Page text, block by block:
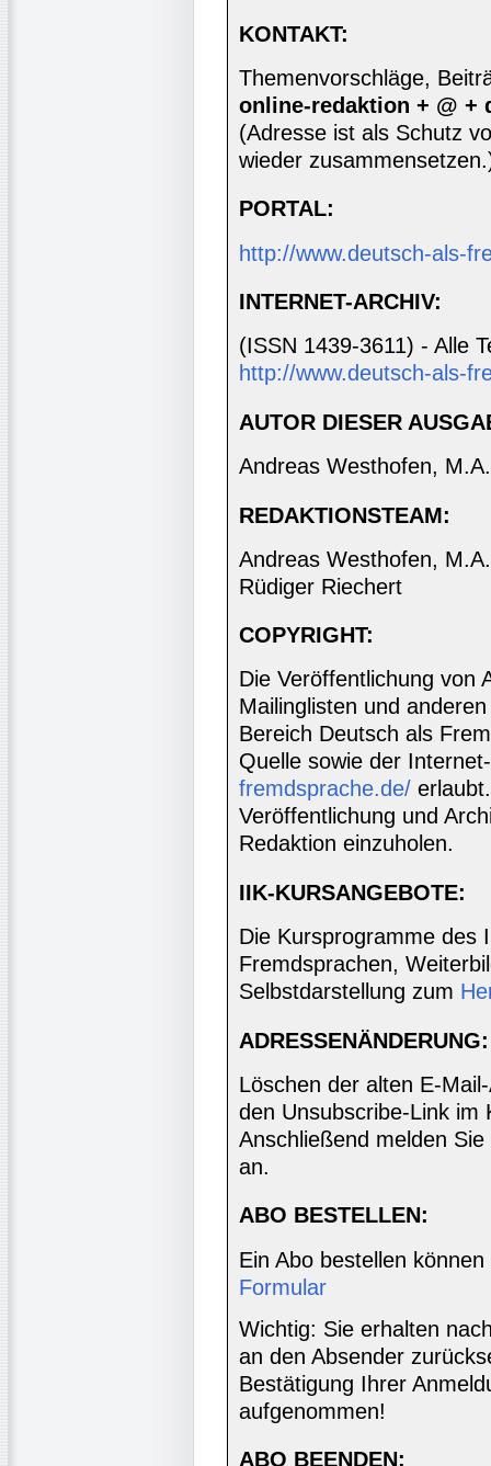
KONTAKT:
Themenvorschläge,
online-redaktion + @ +
(Adresse ist als Schutz
wieder
PORTAL:
http://www.deutsch-als-
INTERNET-ARCHIV:
(ISSN 1439-3611) - Alle
http://www.deutsch-als-
AUTOR DIESER
Andreas Westhofen, M.A.
REDAKTIONSTEAM:
Andreas Westhofen,
Rüdiger Riechert
COPYRIGHT:
Die Veröffentlichung von
Mailinglisten und
Bereich Deutsch als
Quelle sowie der
fremdsprache.de/
Veröffentlichung und
Redaktion einzuholen.
IIK-KURSANGEBOTE:
Die Kursprogramme des
Fremdsprachen,
Selbstdarstellung zum
ADRESSENÄNDERUNG:
Löschen der alten E-
den Unsubscribe-Link im
Anschließend melden
an.
ABO BESTELLEN:
Ein Abo bestellen
Formular
Wichtig: Sie erhalten
an den Absender
Bestätigung Ihrer
aufgenommen!
ABO BEENDEN: